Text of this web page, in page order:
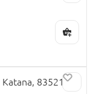
83521